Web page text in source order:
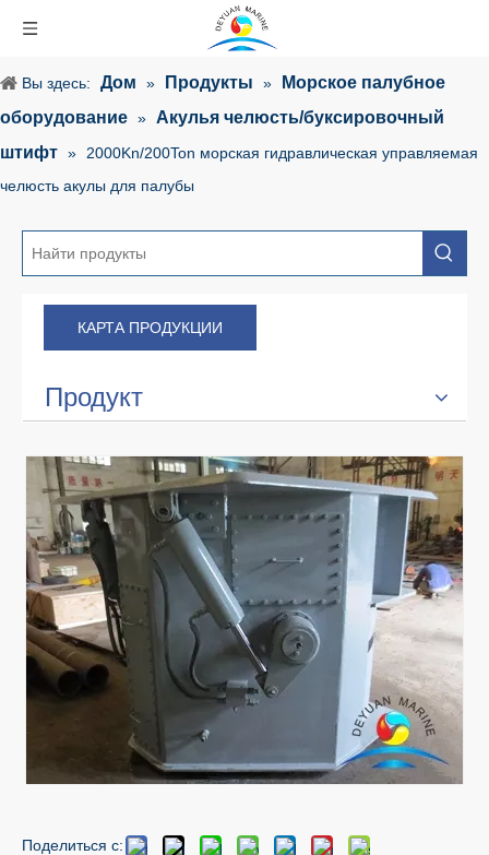
Вы здесь: Дом » Продукты »
Морское палубное
оборудование » Акулья челюсть/буксировочный
штифт »
2000Kn/200Ton морская гидравлическая управляемая
челюсть акулы для палубы
КАРТА ПРОДУКЦИИ
Продукт
Поделиться с: